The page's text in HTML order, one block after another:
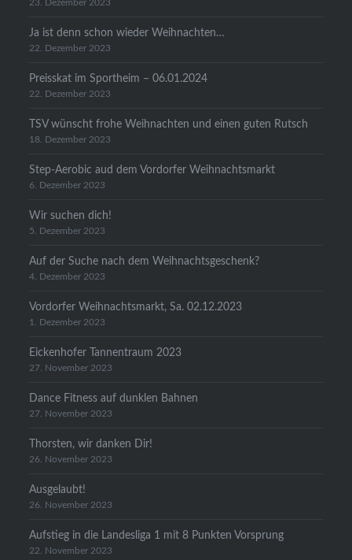
23. Dezember 2023
Ja ist denn schon wieder Weihnachten…
22. Dezember 2023
Preisskat im Sportheim – 06.01.2024
22. Dezember 2023
TSV wünscht frohe Weihnachten und einen guten Rutsch
18. Dezember 2023
Step-Aerobic aud dem Vordorfer Weihnachtsmarkt
6. Dezember 2023
Wir suchen dich!
5. Dezember 2023
Auf der Suche nach dem Weihnachtsgeschenk?
4. Dezember 2023
Vordorfer Weihnachtsmarkt, Sa. 02.12.2023
1. Dezember 2023
Eickenhofer Tannentraum 2023
27. November 2023
Dance Fitness auf dunklen Bahnen
27. November 2023
Thorsten, wir danken Dir!
26. November 2023
Ausgelaubt!
26. November 2023
Aufstieg in die Landesliga 1 mit 8 Punkten Vorsprung
22. November 2023